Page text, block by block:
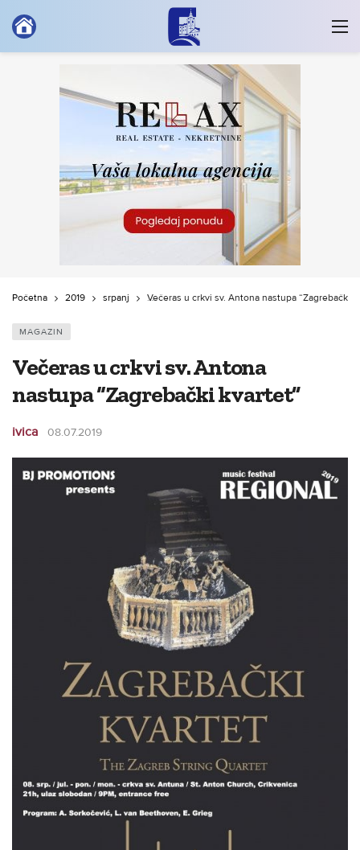
Početna 2019 srpanj Večeras u crkvi sv. Antona nastupa “Zagrebački
MAGAZIN
Večeras u crkvi sv. Antona
nastupa “Zagrebački kvartet”
ivica 08.07.2019